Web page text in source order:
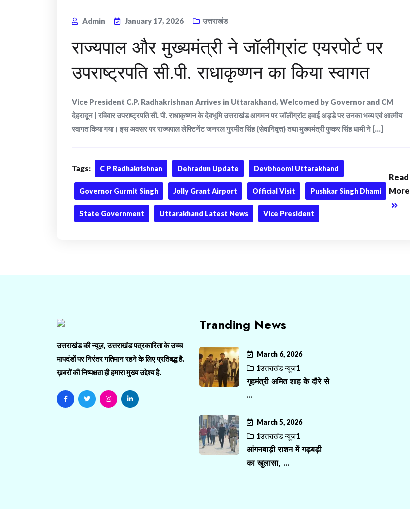
Admin January 17, 2026 उत्तराखंड
राज्यपाल और मुख्यमंत्री ने जॉलीग्रांट एयरपोर्ट पर
उपराष्ट्रपति सी.पी. राधाकृष्णन का किया स्वागत
Vice President C.P. Radhakrishnan Arrives in Uttarakhand, Welcomed by Governor and CM
देहरादून | रविवार उपराष्ट्रपति सी. पी. राधाकृष्णन के देवभूमि उत्तराखंड आगमन पर जॉलीग्रांट हवाई अड्डे पर उनका भव्य एवं आत्मीय
स्वागत किया गया। इस अवसर पर राज्यपाल लेफ्टिनेंट जनरल गुरमीत सिंह (सेवानिवृत्त) तथा मुख्यमंत्री पुष्कर सिंह धामी ने [...]
Tags: C P Radhakrishnan Dehradun Update Devbhoomi Uttarakhand
Governor Gurmit Singh Jolly Grant Airport Official Visit Pushkar Singh Dhami
State Government Uttarakhand Latest News Vice President
Read
More
उत्तराखंड की न्यूज़, उत्तराखंड पत्रकारिता के उच्च
मापदंडों पर निरंतर गतिमान रहने के लिए प्रतिबद्ध है.
ख़बरों की निष्पक्षता ही हमारा मुख्य उद्देश्य है.
Tranding News
March 6, 2026
1उत्तराखंड न्यूज़1
गृहमंत्री अमित शाह के दौरे से
...
March 5, 2026
1उत्तराखंड न्यूज़1
आंगनबाड़ी राशन में गड़बड़ी
का खुलासा, ...